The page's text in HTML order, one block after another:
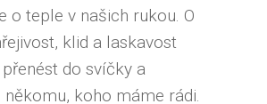
o teple v našich rukou. O
klid a laskavost
do svíčky a
někomu, koho máme rádi.